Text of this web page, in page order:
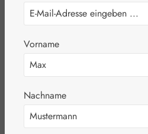
Bildergalerie überspringen
Vorname
Nachname